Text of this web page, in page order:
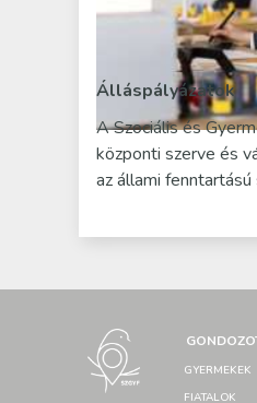
Álláspályázatok
A Szociális és
központi szerve és
az állami
GYERMEKEK
FIATALOK